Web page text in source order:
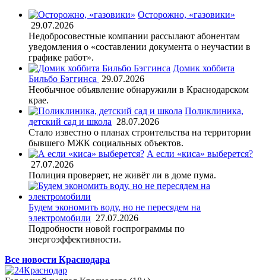
Осторожно, «газовики»
29.07.2026
Недобросовестные компании рассылают абонентам
уведомления о «составлении документа о неучастии в
графике работ».
Домик хоббита
Бильбо Бэггинса 29.07.2026
Необычное объявление обнаружили в Краснодарском
крае.
Поликлиника,
детский сад и школа 28.07.2026
Стало известно о планах строительства на территории
бывшего МЖК социальных объектов.
А если «киса» выберется?
27.07.2026
Полиция проверяет, не живёт ли в доме пума.
Будем экономить воду, но не пересядем на
электромобили 27.07.2026
Подробности новой госпрограммы по
энергоэффективности.
Все новости Краснодара